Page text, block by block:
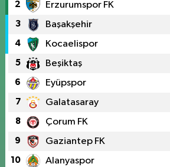
2 Erzurumspor FK
3 Başakşehir
4 Kocaelispor
5 Beşiktaş
6 Eyüpspor
7 Galatasaray
8 Çorum FK
9 Gaziantep FK
10 Alanyaspor